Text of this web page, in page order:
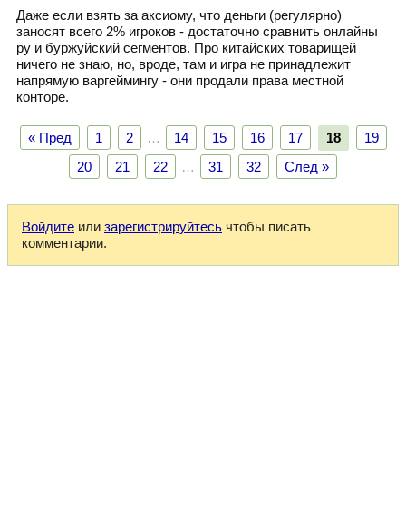
Даже если взять за аксиому, что деньги (регулярно)
заносят всего 2% игроков - достаточно сравнить онлайны
ру и буржуйский сегментов. Про китайских товарищей
ничего не знаю, но, вроде, там и игра не принадлежит
напрямую варгеймингу - они продали права местной
конторе.
« Пред 1 2 … 14 15 16 17 18
19
20
21 22 … 31 32 След »
Войдите или зарегистрируйтесь чтобы писать
комментарии.